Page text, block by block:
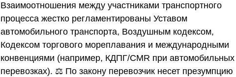
Взаимоотношения между участниками транспортного
процесса жестко регламентированы Уставом
автомобильного транспорта, Воздушным кодексом,
Кодексом торгового мореплавания и международными
конвенциями (например, КДПГ/CMR при автомобильных
перевозках). ⚖️ По закону перевозчик несет презумпцию